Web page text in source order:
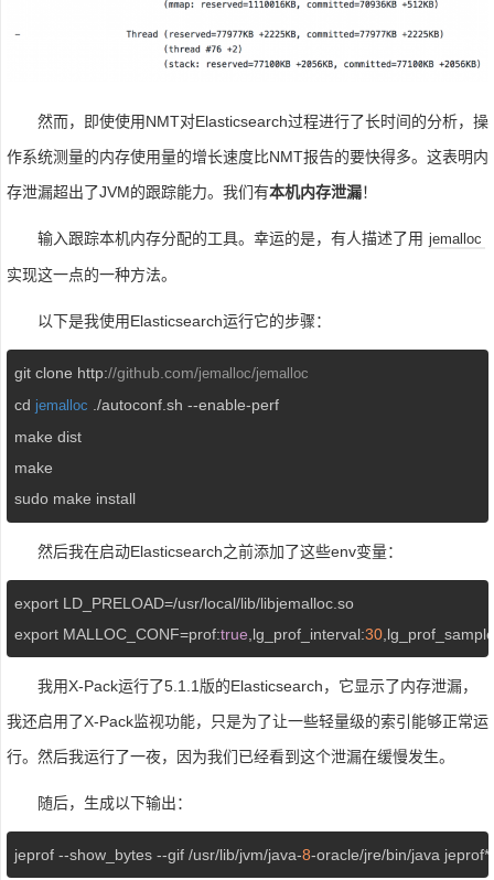
然而，即使使用NMT对Elasticsearch过程进行了长时间的分析，操
作系统测量的内存使用量的增长速度比NMT报告的要快得多。这表明内
存泄漏超出了JVM的跟踪能力。我们有本机内存泄漏！
输入跟踪本机内存分配的工具。幸运的是，有人描述了用 jemalloc
实现这一点的一种方法。
以下是我使用Elasticsearch运行它的步骤：
git clone http://github.com/jemalloc/jemalloc
cd jemalloc ./autoconf.sh --enable-perf
make dist
make
sudo make install
然后我在启动Elasticsearch之前添加了这些env变量：
export LD_PRELOAD=/usr/local/lib/libjemalloc.so
export MALLOC_CONF=prof:true ,lg_prof_interval:30
我用X-Pack运行了5.1.1版的Elasticsearch，它显示了内存泄漏，
我还启用了X-Pack监视功能，只是为了让一些轻量级的索引能够正常运
行。然后我运行了一夜，因为我们已经看到这个泄漏在缓慢发生。
随后，生成以下输出：
jeprof --show_bytes --gif /usr/lib/jvm/java-8-oracle/jre/bin/java